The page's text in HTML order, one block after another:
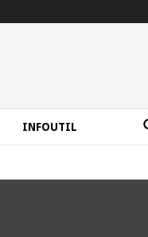
INFOUTIL